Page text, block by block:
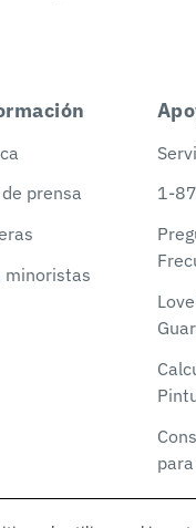
prensa
minoristas
1-